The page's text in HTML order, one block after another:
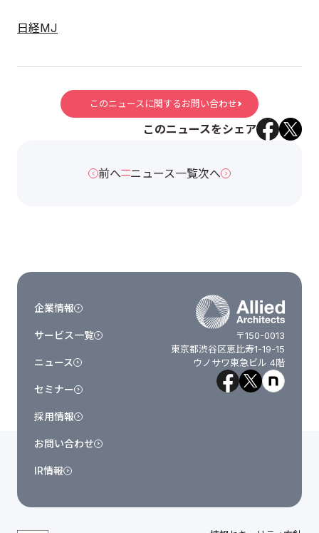
日経MJ
このニュースに関するお問い合わせ
このニュースをシェア
前へ ニュース一覧次へ
〒150-0013
東京都渋谷区恵比寿1-19-15
ウノサワ東急ビル 4階
企業情報
サービス一覧
ニュース
セミナー
採用情報
お問い合わせ
IR情報